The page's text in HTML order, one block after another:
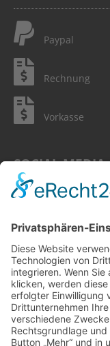
Paypal
Rechnung
Vorkasse
SOCIAL MEDIA
Unsere Kunden
Sternen.